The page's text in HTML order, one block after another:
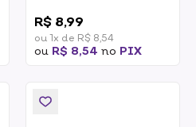
R$ 8,99
ou 1x de R$ 8,54
ou R$ 8,54 no PIX